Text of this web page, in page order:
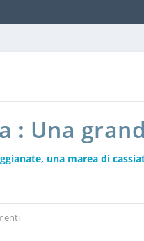
: Una
una marea di